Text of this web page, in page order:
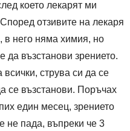
което лекарят ми
отзивите на лекаря
в него няма химия, но
да възстанови зрението.
струва си да се
се възстанови. Поръчах
един месец, зрението
не пада, въпреки че 3